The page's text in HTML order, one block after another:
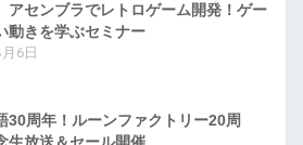
アセンブラでレトロゲーム開発！ゲー
動きを学ぶセミナー
6日
30周年！ルーンファクトリー20周